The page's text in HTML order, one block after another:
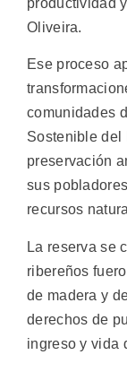
productividad
Oliveira.
Ese proceso
comunidades
Sostenible del
preservación
sus
recursos
La reserva se
ribereños
de madera y
derechos de
ingreso y vida